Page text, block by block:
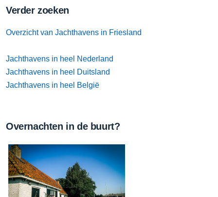
Verder zoeken
Overzicht van Jachthavens in Friesland
Jachthavens in heel Nederland
Jachthavens in heel Duitsland
Jachthavens in heel België
Overnachten in de buurt?